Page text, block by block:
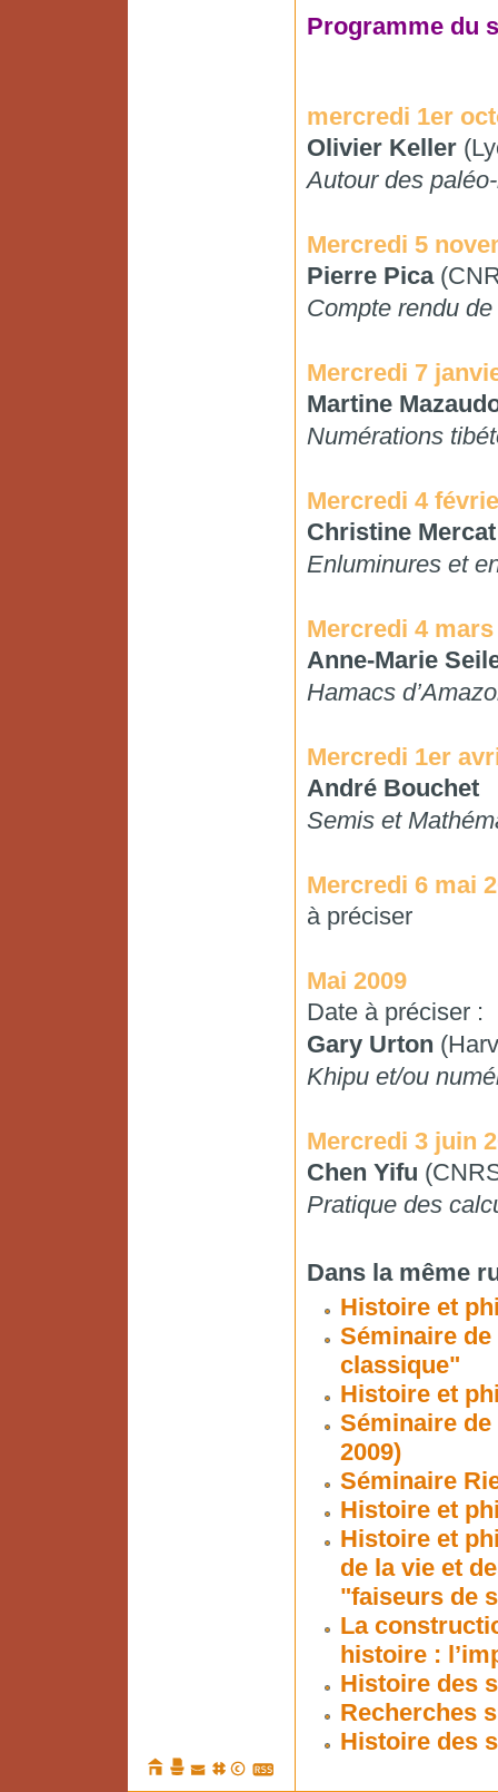
Programme du
mercredi 1er
Olivier Keller
Autour des
Mercredi 5
Pierre Pica
Compte rendu
Mercredi 7
Martine
Numérations
Mercredi 4
Christine Mercat
Enluminures et
Mercredi 4 mars
Anne-Marie
Hamacs
Mercredi 1er
André Bouchet
Semis et
Mercredi 6 mai
à préciser
Mai 2009
Date à préciser :
Gary Urton
Khipu et/ou
Mercredi 3 juin
Chen Yifu
Pratique des
Dans la même
Histoire et
Séminaire de
classique"
Histoire et
Séminaire
2009)
Séminaire
Histoire et
Histoire et
de la vie et
"faiseurs de
La
histoire :
Histoire des
Recherches
Histoire des